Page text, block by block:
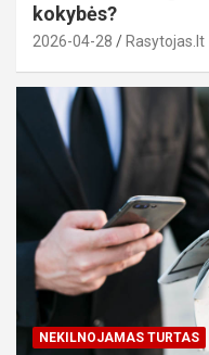
kokybės?
2026-04-28 Rasytojas.lt
NEKILNOJAMAS TURTAS